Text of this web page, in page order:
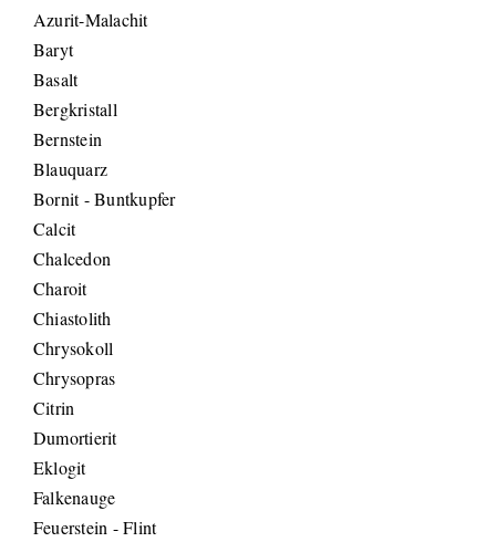
Azurit-Malachit
Baryt
Basalt
Bergkristall
Bernstein
Blauquarz
Bornit - Buntkupfer
Calcit
Chalcedon
Charoit
Chiastolith
Chrysokoll
Chrysopras
Citrin
Dumortierit
Eklogit
Falkenauge
Feuerstein - Flint